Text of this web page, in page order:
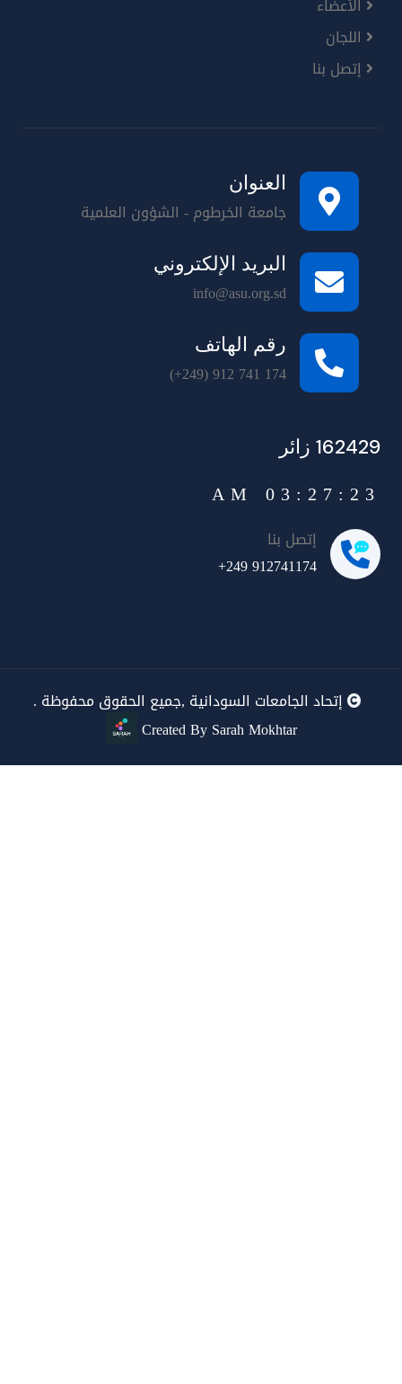
الأعضاء
اللجان
إتصل بنا
العنوان
جامعة الخرطوم - الشؤون العلمية
البريد الإلكتروني
info@asu.org.sd
رقم الهاتف
(+249) 912 741 174
162429 زائر
03:27:24 AM
إتصل بنا
+249 912741174
إتحاد الجامعات السودانية ,جميع الحقوق محفوظة .
Created By Sarah Mokhtar